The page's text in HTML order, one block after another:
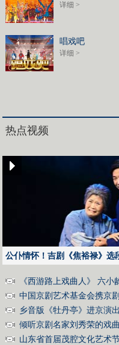
详细 >
唱戏吧
详细 >
热点视频
公仆情怀！吉剧《焦裕禄》选
《西游路上戏曲人》 六小
中国京剧艺术基金会携京
乡音版《牡丹亭》进京演
倾听京剧名家刘秀荣的戏
山东省首届茂腔文化艺术